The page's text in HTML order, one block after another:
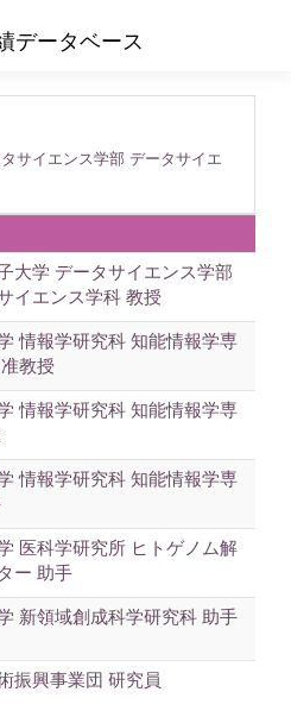
データベース
サイエンス学部 データサイエ
大学 データサイエンス学部
イエンス学科 教授
情報学研究科 知能情報学専
教授
情報学研究科 知能情報学専
情報学研究科 知能情報学専
医科学研究所 ヒトゲノム解
ー 助手
新領域創成科学研究科 助手
振興事業団 研究員